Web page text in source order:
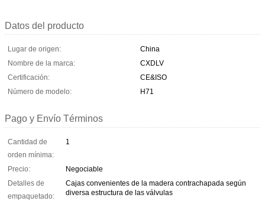
Datos del producto
Lugar de origen:
China
Nombre de la marca:
CXDLV
Certificación:
CE&ISO
Número de modelo:
H71
Pago y Envío Términos
Cantidad de
orden mínima:
1
Precio:
Negociable
Detalles de
empaquetado:
Cajas convenientes de la madera contrachapada según
diversa estructura de las válvulas